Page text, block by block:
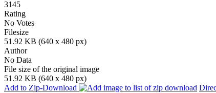
3145
Rating
No Votes
Filesize
51.92 KB (640 x 480 px)
Author
No Data
File size of the original image
51.92 KB (640 x 480 px)
Add to Zip-Download